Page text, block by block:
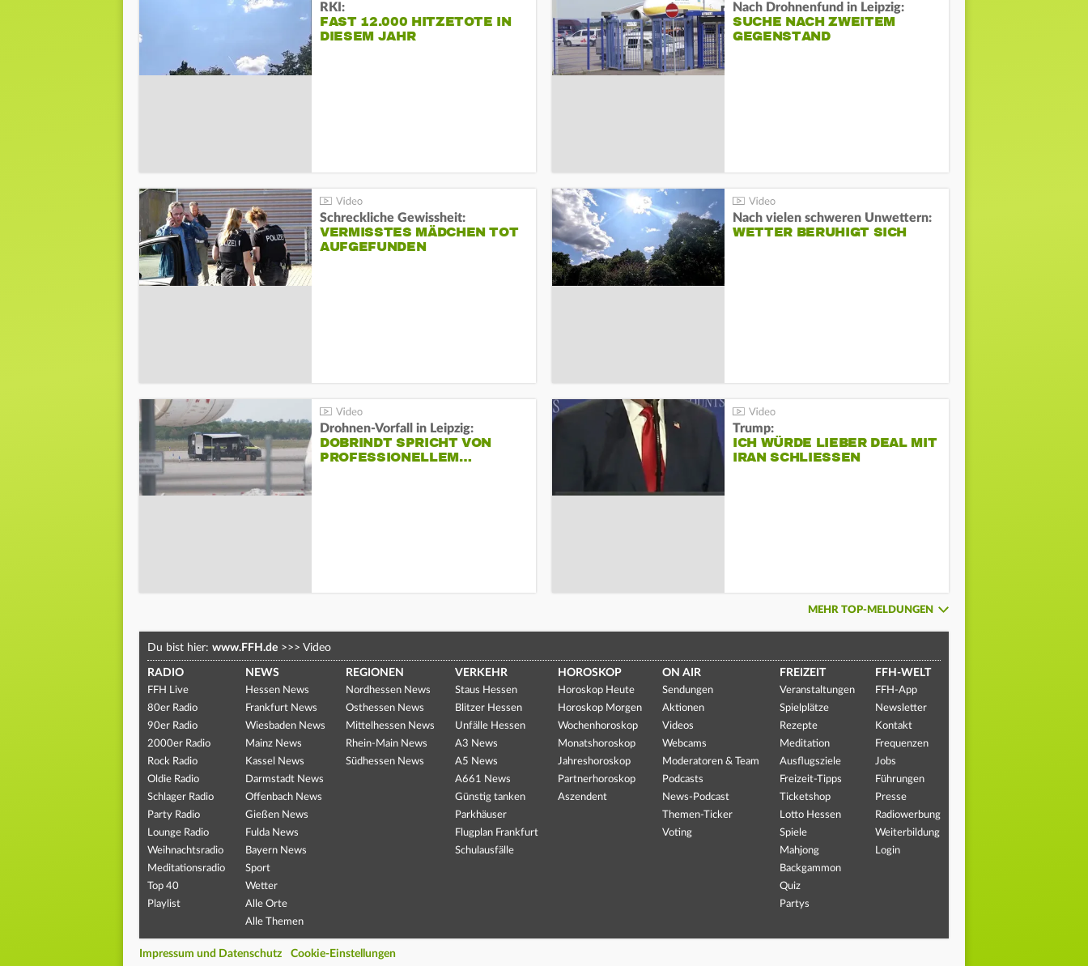
RKI:
FAST 12.000 HITZETOTE IN
DIESEM JAHR
Nach Drohnenfund in Leipzig:
SUCHE NACH ZWEITEM
GEGENSTAND
Schreckliche Gewissheit:
VERMISSTES MÄDCHEN TOT
AUFGEFUNDEN
Nach vielen schweren Unwettern:
WETTER BERUHIGT SICH
Drohnen-Vorfall in Leipzig:
DOBRINDT SPRICHT VON
PROFESSIONELLEM…
Trump:
ICH WÜRDE LIEBER DEAL MIT
IRAN SCHLIESSEN
MEHR TOP-MELDUNGEN
Du bist hier: www.FFH.de >>> Video
RADIO
FFH Live
80er Radio
90er Radio
2000er Radio
Rock Radio
Oldie Radio
Schlager Radio
Party Radio
Lounge Radio
Weihnachtsradio
Meditationsradio
Top 40
Playlist
NEWS
Hessen News
Frankfurt News
Wiesbaden News
Mainz News
Kassel News
Darmstadt News
Offenbach News
Gießen News
Fulda News
Bayern News
Sport
Wetter
Alle Orte
Alle Themen
REGIONEN
Nordhessen News
Osthessen News
Mittelhessen News
Rhein-Main News
Südhessen News
VERKEHR
Staus Hessen
Blitzer Hessen
Unfälle Hessen
A3 News
A5 News
A661 News
Günstig tanken
Parkhäuser
Flugplan Frankfurt
Schulausfälle
HOROSKOP
Horoskop Heute
Horoskop Morgen
Wochenhoroskop
Monatshoroskop
Jahreshoroskop
Partnerhoroskop
Aszendent
ON AIR
Sendungen
Aktionen
Videos
Webcams
Moderatoren & Team
Podcasts
News-Podcast
Themen-Ticker
Voting
FREIZEIT
Veranstaltungen
Spielplätze
Rezepte
Meditation
Ausflugsziele
Freizeit-Tipps
Ticketshop
Lotto Hessen
Spiele
Mahjong
Backgammon
Quiz
Partys
FFH-WELT
FFH-App
Newsletter
Kontakt
Frequenzen
Jobs
Führungen
Presse
Radiowerbung
Weiterbildung
Login
Impressum und Datenschutz Cookie-Einstellungen